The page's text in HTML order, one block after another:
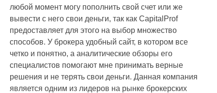
любой момент могу пополнить свой счет или же
вывести с него свои деньги, так как CapitalProf
предоставляет для этого на выбор множество
способов. У брокера удобный сайт, в котором все
четко и понятно, а аналитические обзоры его
специалистов помогают мне принимать верные
решения и не терять свои деньги. Данная компания
является одним из лидеров на рынке брокерских